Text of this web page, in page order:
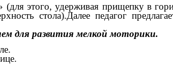
(для этого, удерживая прищепку в
стола).Далее педагог
для развития мелкой моторики.